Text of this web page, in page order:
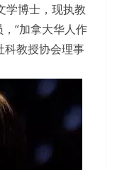
学博士，现执教
“加拿大华人作
科教授协会理事